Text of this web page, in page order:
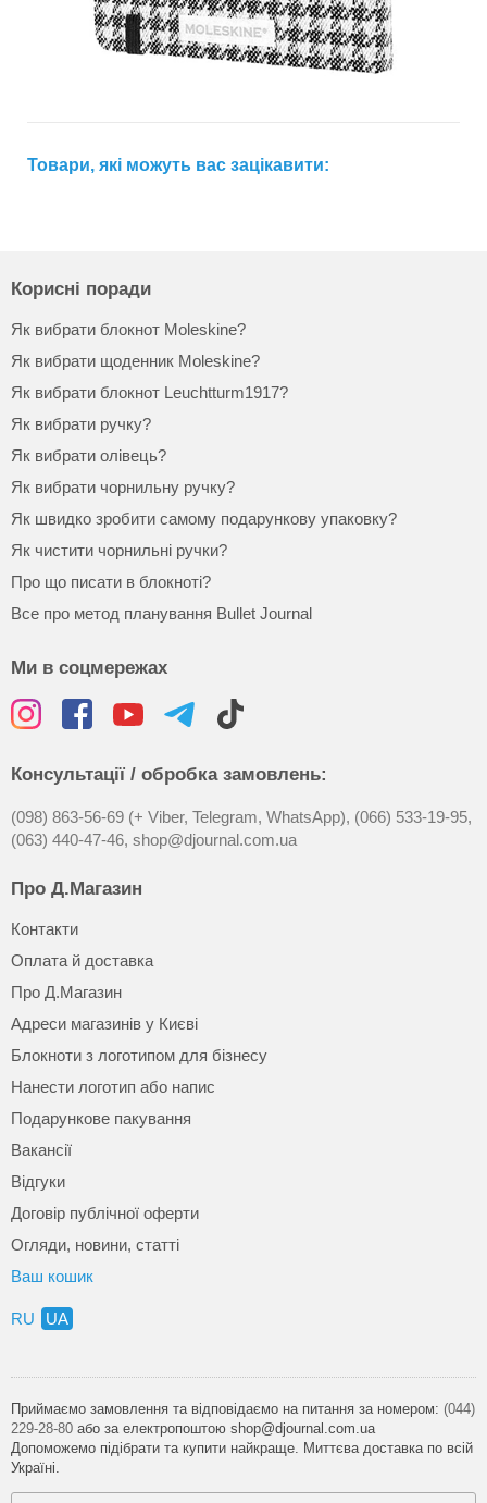
Товари, які можуть вас зацікавити:
Корисні поради
Як вибрати блокнот Moleskine?
Як вибрати щоденник Moleskine?
Як вибрати блокнот Leuchtturm1917?
Як вибрати ручку?
Як вибрати олівець?
Як вибрати чорнильну ручку?
Як швидко зробити самому подарункову упаковку?
Як чистити чорнильні ручки?
Про що писати в блокноті?
Все про метод планування Bullet Journal
Ми в соцмережах
Консультації / обробка замовлень:
(098) 863-56-69 (+ Viber, Telegram, WhatsApp), (066) 533-19-95,
(063) 440-47-46, shop@djournal.com.ua
Про Д.Магазин
Контакти
Оплата й доставка
Про Д.Магазин
Адреси магазинів у Києві
Блокноти з логотипом для бізнесу
Нанести логотип або напис
Подарункове пакування
Вакансії
Відгуки
Договір публічної оферти
Огляди, новини, статті
Ваш кошик
RU UA
Приймаємо замовлення та відповідаємо на питання за номером: (044)
229-28-80 або за електропоштою shop@djournal.com.ua
Допоможемо підібрати та купити найкраще. Миттєва доставка по всій
Україні.